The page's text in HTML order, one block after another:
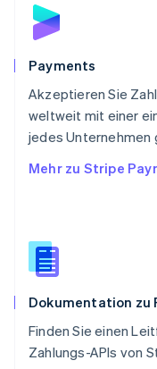
Payments
Akzeptieren Sie
weltweit mit einer
jedes Unternehmen
Mehr zu Stripe
Dokumentation zu
Finden Sie einen
Zahlungs-APIs von
Schweden
Schweiz
Singapur
English简体中文
Slowakei
Slowenien
English
Spanien
Thailand
Tschechische
English